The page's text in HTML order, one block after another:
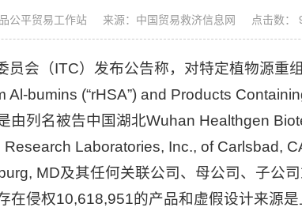
公平贸易工作站 来源：中国贸易救济信息网 点击数：
会（ITC）发布公告称，对特定植物源重
bumins (“rHSA”) and Products
由列名被告中国湖北Wuhan Healthgen
Laboratories, Inc., of Carlsbad,
MD及其任何关联公司、母公司、子公
在侵权10,618,951的产品和虚假设计来源